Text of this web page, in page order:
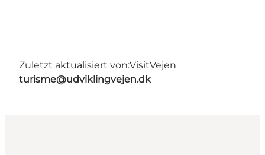
Zuletzt aktualisiert von:VisitVejen
turisme@udviklingvejen.dk